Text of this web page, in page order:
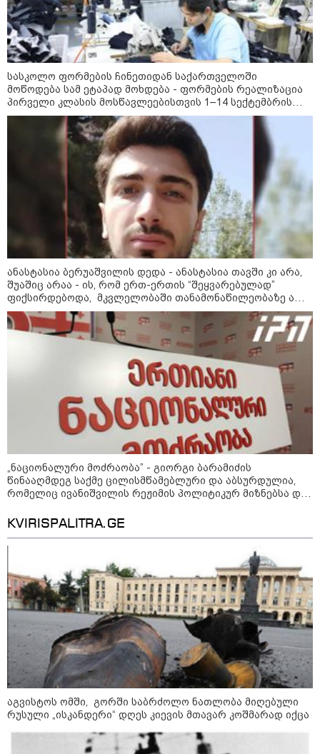
სხვა ალკოჰოლურ სასმელებს" -
საგამოძიებო სამსახური
13:52 / 07-08-2026
"ანასტასია არათუ იცნობდა მის
შვილს, სახელი და გვარიც არ
იცოდა და სიკვდილი რა
მოტივით ენდომებოდა უცნობი
ადამიანის?!" - რას წერს გიგა
ავალიანის საქმეზე დაკავებული
ანასტასია ბერუაშვილის დედა
12:50 / 07-08-2026
დაიწყო გამოძიება გიორგი
ბარამიძის მიერ ტყვეთა
გაცვლის პროცესის შესახებ
გაკეთებულ განცხადებასთან
დაკავშირებით - პროკურატურის
განცხადება
11:53 / 07-08-2026
"არ მიმატოვო, გეხვეწები" - 12
წლის წინანდელი ვიდეო და
ახალი გარემოება დაკარგული
ბიჭის საქმეში: რას ამბობს
გურამ დადიანიძის დედა
09:52 / 07-08-2026
მიიღო თუ არა გამოძიებამ
"მეტასგან" რაიმე მონაცემები? -
რას პასუხობს კითხვაზე ნია
იმნაძის ადვოკატი
კატეგორიის ყველა სიახლე
„რუსთაველზე მდებარე
სასტუმროები 40-50%-იან
გაუქმებებს იღებენ, საკმაოდ დიდი
ზარალისკენ წავალთ - მეგონა,
ვიღაც მოიფიქრებდა და ბიზნესს
შეხვდებოდა“
17.2 მლნ ლარი თბილისის
საბავშვო ბაღების საკვებისთვის -
რა პროდუქტებს ყიდულობს
სახელმწიფო
სასკოლო ფორმების ჩინეთიდან საქართველოში
მოწოდება სამ ეტაპად მოხდება - ფორმების რეალიზაცია
პირველი კლასის მოსწავლეებისთვის 1–14 სექტემბრის
პერიოდში, ხოლო მეორე და მესამე ეტაპებზე -
ოქტომბრიდან დეკემბრის ჩათვლით განხორციელდება
ანასტასია ბერუაშვილის დედა - ანასტასია თავში კი არა,
შუაშიც არაა - ის, რომ ერთ-ერთის “შეყვარებულად”
ფიქსირდებოდა, მკვლელობაში თანამონაწილეობაზე არ
მიუთითებს - უნდა დაერეკა პოლიციაში და უნდა ეთქვა,
რომ ჩხუბი მოხდა, მაგრამ რომც დაერეკა, ამასაც სხვა
განხილვა მოჰყვებოდა
„ნაციონალური მოძრაობა” - გიორგი ბარამიძის
წინააღმდეგ საქმე ცილისმწამებლური და აბსურდულია,
რომელიც ივანიშვილის რეჟიმის პოლიტიკურ მიზნებსა და
შეთითხნილი საქმე დასტურია ამ რეჟიმის რუსული ბუნების
KVIRISPALITRA.GE
აგვისტოს ომში, გორში საბრძოლო ნათლობა მიღებული
რუსული „ისკანდერი“ დღეს კიევის მთავარ კოშმარად იქცა